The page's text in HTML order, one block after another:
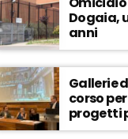
Dogaia,
anni
Gallerie
corso
progetti
museale